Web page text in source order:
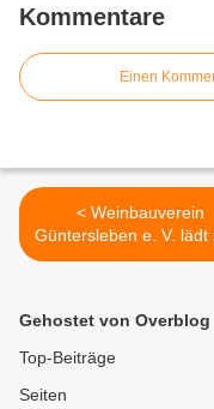
Kommentare
Einen
< Weinbauverein
Güntersleben e. V. lädt
gemütlichn Wein-
am 22. Juni 2025
Gehostet von Overblog
Top-Beiträge
Seiten